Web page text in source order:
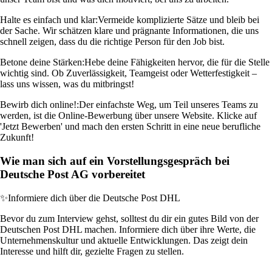
Halte es einfach und klar:Vermeide komplizierte Sätze und bleib bei
der Sache. Wir schätzen klare und prägnante Informationen, die uns
schnell zeigen, dass du die richtige Person für den Job bist.
Betone deine Stärken:Hebe deine Fähigkeiten hervor, die für die Stelle
wichtig sind. Ob Zuverlässigkeit, Teamgeist oder Wetterfestigkeit –
lass uns wissen, was du mitbringst!
Bewirb dich online!:Der einfachste Weg, um Teil unseres Teams zu
werden, ist die Online-Bewerbung über unsere Website. Klicke auf
'Jetzt Bewerben' und mach den ersten Schritt in eine neue berufliche
Zukunft!
Wie man sich auf ein Vorstellungsgespräch bei
Deutsche Post AG vorbereitet
✨Informiere dich über die Deutsche Post DHL
Bevor du zum Interview gehst, solltest du dir ein gutes Bild von der
Deutschen Post DHL machen. Informiere dich über ihre Werte, die
Unternehmenskultur und aktuelle Entwicklungen. Das zeigt dein
Interesse und hilft dir, gezielte Fragen zu stellen.